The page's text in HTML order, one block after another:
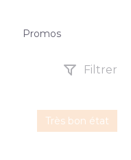
Promos
Filtrer
Très bon état